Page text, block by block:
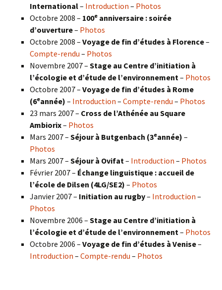
International– Introduction – Photos
Octobre 2008 – 100e anniversaire : soirée
d’ouverture– Photos
Octobre 2008 – Voyage de fin d’études à Florence–
Compte-rendu – Photos
Novembre 2007 – Stage au Centre d’initiation à
l’écologie et d’étude de l’environnement – Photos
Octobre 2007 – Voyage de fin d’études à Rome
(6eannée) – Introduction – Compte-rendu – Photos
23 mars 2007 – Cross de l’Athénée au Square
Ambiorix– Photos
Mars 2007 – Séjour à Butgenbach (3eannée) –
Photos
Mars 2007 – Séjour à Ovifat – Introduction – Photos
Février 2007 – Échange linguistique : accueil de
l’école de Dilsen (4LG/SE2) – Photos
Janvier 2007 – Initiation au rugby– Introduction –
Photos
Novembre 2006 – Stage au Centre d’initiation à
l’écologie et d’étude de l’environnement – Photos
Octobre 2006 – Voyage de fin d’études à Venise–
Introduction – Compte-rendu – Photos